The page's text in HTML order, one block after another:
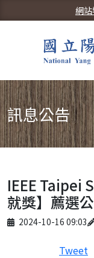
網
訊息公告
IEEE Taipei
就獎】薦選
Published on
2024-10-16 09:03
Author
Tweet